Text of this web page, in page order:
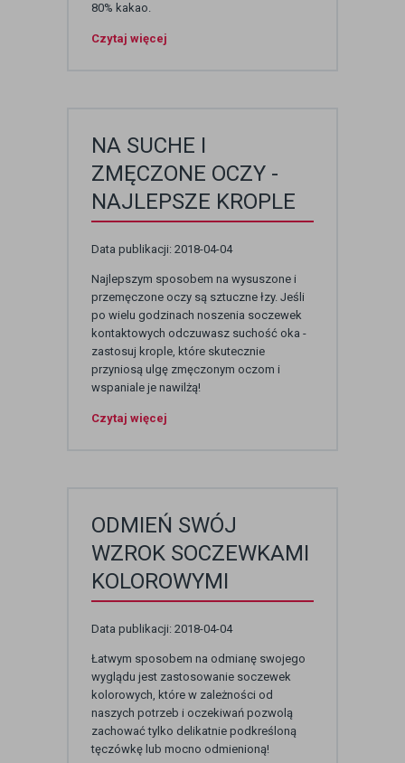
80% kakao.
Czytaj więcej
NA SUCHE I
ZMĘCZONE OCZY -
NAJLEPSZE KROPLE
Data publikacji: 2018-04-04
Najlepszym sposobem na wysuszone i
przemęczone oczy są sztuczne łzy. Jeśli
po wielu godzinach noszenia soczewek
kontaktowych odczuwasz suchość oka -
zastosuj krople, które skutecznie
przyniosą ulgę zmęczonym oczom i
wspaniale je nawilżą!
Czytaj więcej
ODMIEŃ SWÓJ
WZROK SOCZEWKAMI
KOLOROWYMI
Data publikacji: 2018-04-04
Łatwym sposobem na odmianę swojego
wyglądu jest zastosowanie soczewek
kolorowych, które w zależności od
naszych potrzeb i oczekiwań pozwolą
zachować tylko delikatnie podkreśloną
tęczówkę lub mocno odmienioną!